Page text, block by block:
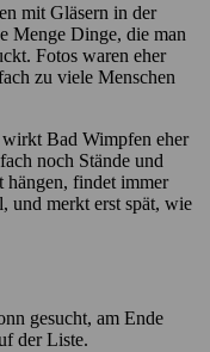
mit Gläsern in der
Menge Dinge, die man
Fotos waren eher
zu viele Menschen
Bad Wimpfen eher
noch Stände und
hängen, findet immer
und merkt erst spät, wie
gesucht, am Ende
der Liste.